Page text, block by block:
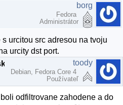
borg
Fedora
Administrátor
urcitou src adresou na tvoju
urcity dst port.
toody
Debian, Fedora Core 4
Používateľ
odfiltrovane zahodene a do